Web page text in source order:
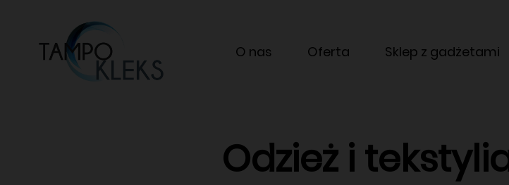
O nas Oferta Sklep z gadżetami
Odzież i